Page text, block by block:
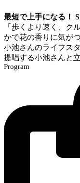
最短で上手になる！
「歩くより速く、ク
かで花の香りに気が
小池さんのライフス
提唱する小池さんと
Program